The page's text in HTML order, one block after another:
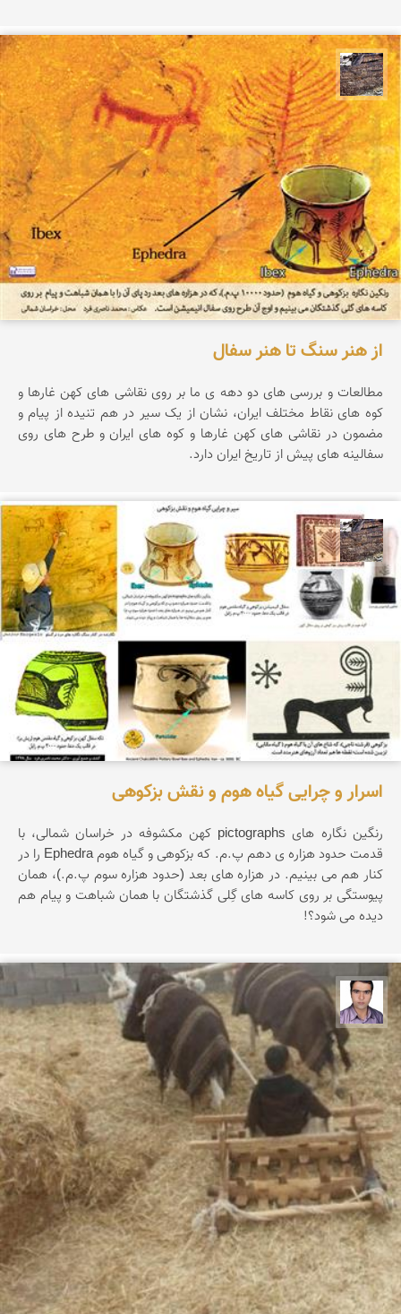
محمد ناصری فرد
از هنر سنگ تا هنر سفال
مطالعات و بررسی های دو دهه ی ما بر روی نقاشی های کهن غارها و
کوه های نقاط مختلف ایران، نشان از یک سیر در هم تنیده از پیام و
مضمون در نقاشی های کهن غارها و کوه های ایران و طرح های روی
سفالینه های پیش از تاریخ ایران دارد.
محمد ناصری فرد
اسرار و چرایی گیاه هوم و نقش بزکوهی
رنگین نگاره های pictographs کهن مکشوفه در خراسان شمالی، با
قدمت حدود هزاره ی دهم پ.م. که بزکوهی و گیاه هوم Ephedra را در
کنار هم می بینیم. در هزاره های بعد (حدود هزاره سوم پ.م.)، همان
پیوستگی بر روی کاسه های گِلی گذشتگان با همان شباهت و پیام هم
دیده می شود؟!
حسن صفری